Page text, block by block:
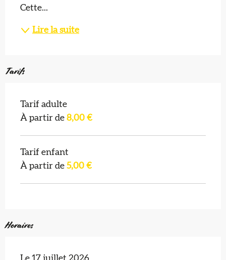
Cette...
Lire la suite
Tarifs
Tarif adulte
À partir de 8,00 €
Tarif enfant
À partir de 5,00 €
Horaires